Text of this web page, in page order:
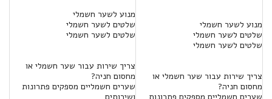
מנוע לשער חשמלי
שלטים לשער חשמלי
שלטים לשער חשמלי
צריך שירות עבור שער חשמלי או
מחסום חניה?
מנוע לשער חשמלי
שלטים לשער חשמלי
שלטים לשער חשמלי
צריך שירות עבור שער חשמלי או
מחסום חניה?
שערים חשמליים מספקים פתרונות